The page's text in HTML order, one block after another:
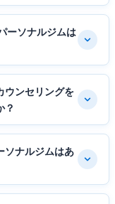
ーソナルジムは
ウンセリングを
？
ソナルジムはあ